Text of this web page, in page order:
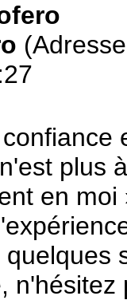
plus
en moi
n'hésitez